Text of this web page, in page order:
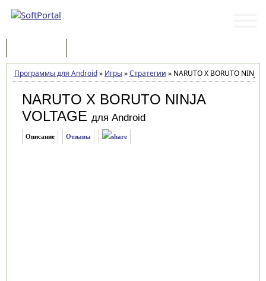
Программы для Android» Игры»Стратегии »NARUTO X BORUTO NINJA
NARUTO X BORUTO NINJA
VOLTAGE для Android
Описание Отзывы